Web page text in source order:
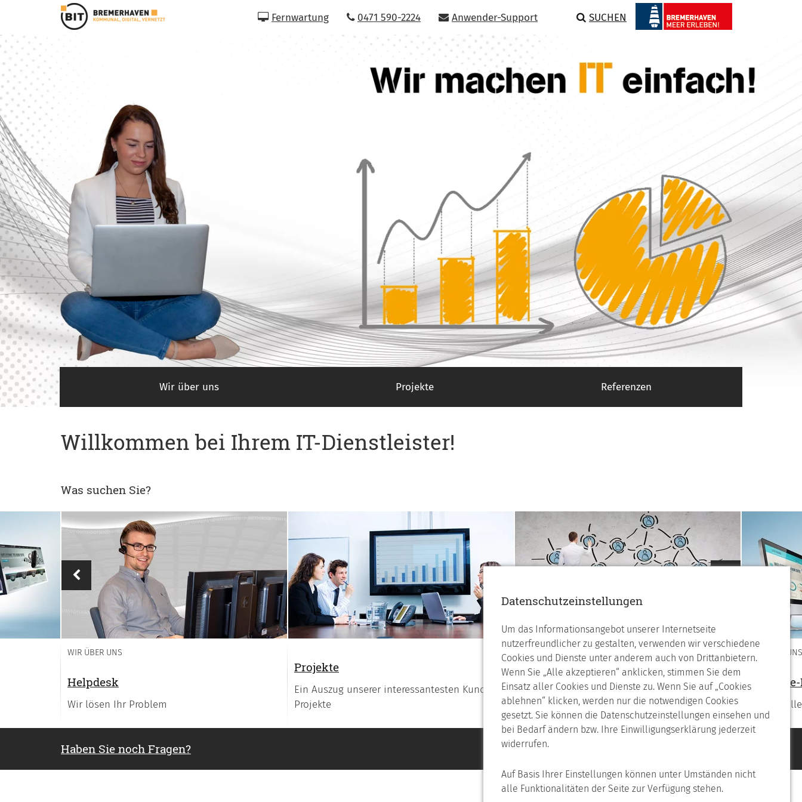
Datenschutzeinstellungen
Um das Informationsangebot unserer Internetseite
nutzerfreundlicher zu gestalten, verwenden wir verschiedene
Cookies und Dienste unter anderem auch von Drittanbietern.
Wenn Sie „Alle akzeptieren“ anklicken, stimmen Sie dem
Einsatz aller Cookies und Dienste zu. Wenn Sie auf „Cookies
ablehnen“ klicken, werden nur die notwendigen Cookies
gesetzt. Sie können die Datenschutzeinstellungen einsehen und
bei Bedarf ändern bzw. Ihre Einwilligungserklärung jederzeit
widerrufen.
Auf Basis Ihrer Einstellungen können unter Umständen nicht
alle Funktionalitäten der Seite zur Verfügung stehen.
Zum Hauptinhalt springen Fernwartung 0471 590-2224 Anwender-Support SUCHEN
Wir über uns Projekte Referenzen
Willkommen bei Ihrem IT-Dienstleister!
Was suchen Sie?
Vorheriges
WIR ÜBER UNS
Helpdesk
Wir lösen Ihr Problem
Projekte
Ein Auszug unserer interessantesten Kunden-
Projekte
Referenzen
Werden auch Sie ein zufriedener Kunde
WIR ÜBER UNS
Haben Sie noch Fragen?